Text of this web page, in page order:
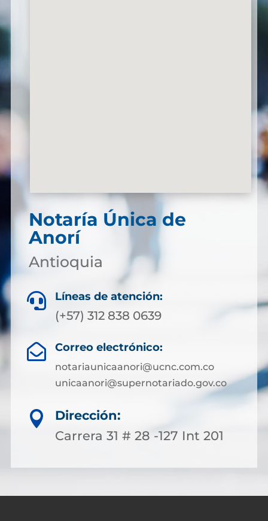
Notaría Única de
Anorí
Antioquia
 Líneas de atención:
(+57) 312 838 0639
 Correo electrónico:
notariaunicaanori@ucnc.com.co
unicaanori@supernotariado.gov.co

Dirección:
Carrera 31 # 28 -127 Int 201